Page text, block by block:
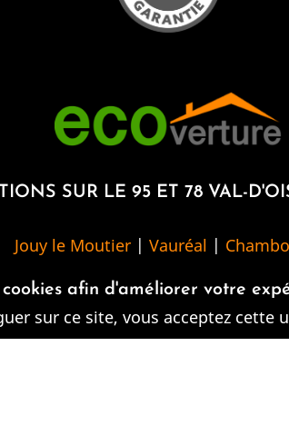
SUR LE 95 ET 78 VAL-
Jouy le Moutier| Vauréal |
Horaires
cookies afin d'améliorer votre
sur ce site, vous acceptez cette